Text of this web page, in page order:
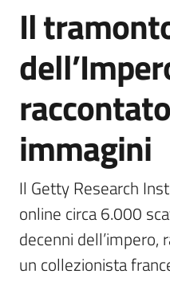
archivistico
Archivio
storico
Conservazione
Argomenti
Salta al contenuto
Il
immagini
Il Getty Research
online circa 6.000
decenni dell’impero,
un collezionista